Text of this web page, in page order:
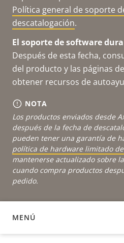
Política general de soporte
descatalogación.
El soporte de software
Después de esta fecha,
del producto y las páginas
obtener recursos de
NOTA
Los productos enviados desde
después de la fecha de
pueden tener una garantía de
política de hardware limitado
mantenerse actualizado sobre
cuando compra productos
pedido.
MENÚ
DOCUMENTACIÓN